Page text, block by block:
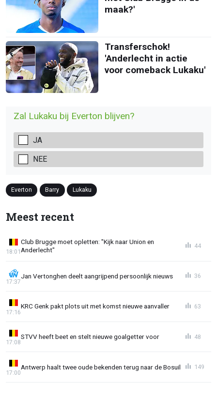
maak?'
Transferschok!
'Anderlecht in actie
voor comeback Lukaku'
Zal Lukaku bij Everton blijven?
JA
NEE
Everton Barry Lukaku
Meest recent
Club Brugge moet opletten: "Kijk naar Union en
Anderlecht"
18:01
44
Jan Vertonghen deelt aangrijpend persoonlijk nieuws
17:37
36
KRC Genk pakt plots uit met komst nieuwe aanvaller
17:16
63
STVV heeft beet en stelt nieuwe goalgetter voor
17:08
48
Antwerp haalt twee oude bekenden terug naar de Bosuil
17:00
149